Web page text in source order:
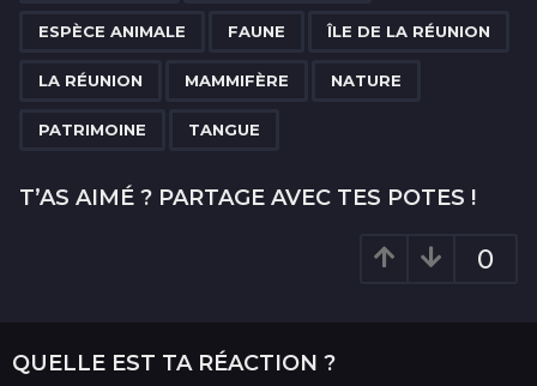
o
ESPÈCE ANIMALE FAUNE ÎLE DE LA RÉUNION
LA RÉUNION MAMMIFÈRE NATURE
PATRIMOINE TANGUE
T’AS AIMÉ ? PARTAGE AVEC TES POTES !
0
QUELLE EST TA RÉACTION ?